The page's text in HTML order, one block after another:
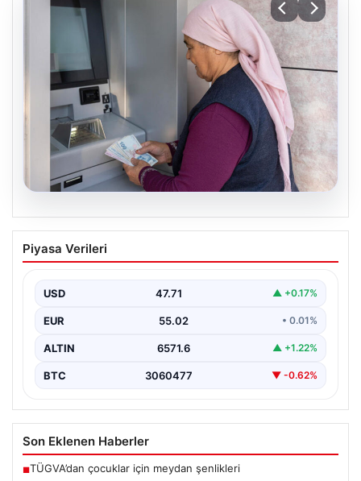
Emekli maaşı ödemeleri ne zaman
yatacak? SGK, Bağ-Kur, Emekli Sandığı
Piyasa Verileri
USD 47.71 ▲ +0.17%
EUR 55.02 • 0.01%
ALTIN 6571.6 ▲ +1.22%
BTC 3060477 ▼ -0.62%
Son Eklenen Haberler
■TÜGVA’dan çocuklar için meydan şenlikleri